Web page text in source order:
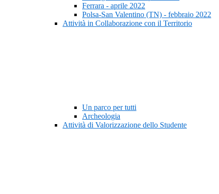
Ferrara - aprile 2022
Polsa-San Valentino (TN) - febbraio 2022
Attività in Collaborazione con il Territorio
Un parco per tutti
Archeologia
Attività di Valorizzazione dello Studente